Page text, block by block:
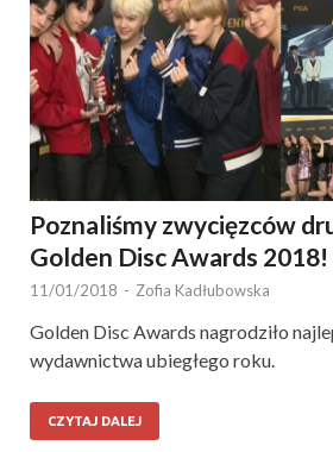
Poznaliśmy zwycięzców
Golden Disc Awards
11/01/2018 - Zofia Kadłubowska
Golden Disc Awards nagrodziło
wydawnictwa ubiegłego roku.
CZYTAJ DALEJ